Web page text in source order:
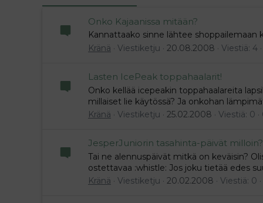
Onko Kajaanissa mitään?
Kannattaako sinne lähtee shoppailemaan
Kränä
Viestiketju 20.08.2008 Viestiä: 4
Lasten IcePeak toppahaalarit!
Onko kellää icepeakin toppahaalareita
millaiset lie käytössä? Ja onkohan
Kränä
Viestiketju 25.02.2008 Viestiä: 0
JesperJuniorin tasahinta-päivät milloin?
Tai ne alennuspäivät mitkä on keväisin?
ostettavaa :whistle: Jos joku tietää edes
Kränä
Viestiketju 20.02.2008 Viestiä: 0